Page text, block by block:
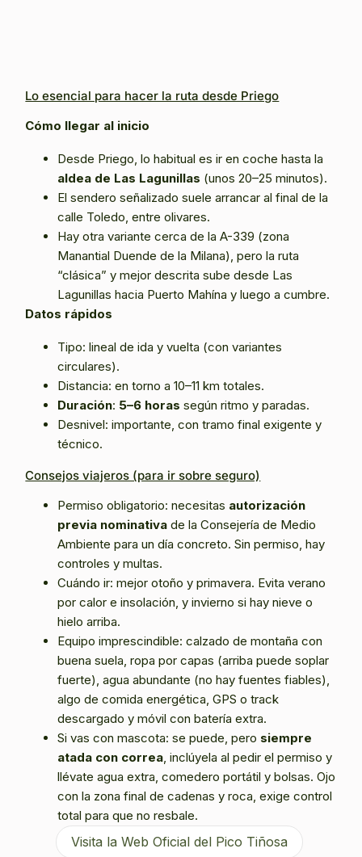
Lo esencial para hacer la ruta desde Priego
Cómo llegar al inicio
Desde Priego, lo habitual es ir en coche hasta la
aldea de Las Lagunillas (unos 20–25 minutos).
El sendero señalizado suele arrancar al final de la
calle Toledo, entre olivares.
Hay otra variante cerca de la A-339 (zona
Manantial Duende de la Milana), pero la ruta
“clásica” y mejor descrita sube desde Las
Lagunillas hacia Puerto Mahína y luego a cumbre.
Datos rápidos
Tipo: lineal de ida y vuelta (con variantes
circulares).
Distancia: en torno a 10–11 km totales.
Duración: 5–6 horas según ritmo y paradas.
Desnivel: importante, con tramo final exigente y
técnico.
Consejos viajeros (para ir sobre seguro)
Permiso obligatorio: necesitas autorización
previa nominativa de la Consejería de Medio
Ambiente para un día concreto. Sin permiso, hay
controles y multas.
Cuándo ir: mejor otoño y primavera. Evita verano
por calor e insolación, y invierno si hay nieve o
hielo arriba.
Equipo imprescindible: calzado de montaña con
buena suela, ropa por capas (arriba puede soplar
fuerte), agua abundante (no hay fuentes fiables),
algo de comida energética, GPS o track
descargado y móvil con batería extra.
Si vas con mascota: se puede, pero siempre
atada con correa, inclúyela al pedir el permiso y
llévate agua extra, comedero portátil y bolsas. Ojo
con la zona final de cadenas y roca, exige control
total para que no resbale.
Visita la Web Oficial del Pico Tiñosa